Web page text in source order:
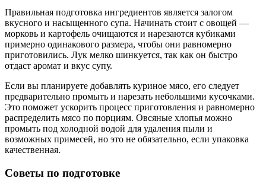
Правильная подготовка ингредиентов является залогом
вкусного и насыщенного супа. Начинать стоит с овощей —
морковь и картофель очищаются и нарезаются кубиками
примерно одинакового размера, чтобы они равномерно
приготовились. Лук мелко шинкуется, так как он быстро
отдаст аромат и вкус супу.
Если вы планируете добавлять куриное мясо, его следует
предварительно промыть и нарезать небольшими кусочками.
Это поможет ускорить процесс приготовления и равномерно
распределить мясо по порциям. Овсяные хлопья можно
промыть под холодной водой для удаления пыли и
возможных примесей, но это не обязательно, если упаковка
качественная.
Советы по подготовке